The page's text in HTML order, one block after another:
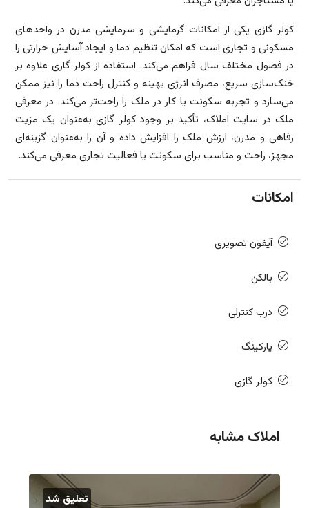
کولر گازی یکی از امکانات گرمایشی و سرمایشی مدرن در واحدهای
مسکونی و تجاری است که امکان تنظیم دما و ایجاد آسایش حرارتی را
در فصول مختلف سال فراهم می‌کند. استفاده از کولر گازی علاوه بر
خنک‌سازی سریع، مصرف انرژی بهینه و کنترل راحت دما را نیز ممکن
می‌سازد و تجربه سکونت یا کار در ملک را راحت‌تر می‌کند. در معرفی
ملک در سایت املاک، تأکید بر وجود کولر گازی به‌عنوان یک مزیت
رفاهی و مدرن، ارزش ملک را افزایش داده و آن را به‌عنوان گزینه‌ای
مجهز، راحت و مناسب برای سکونت یا فعالیت تجاری معرفی می‌کند.
امکانات
آیفون تصویری
بالکن
درب کنترلی
پارکینگ
کولر گازی
املاک مشابه
تعلیق شد